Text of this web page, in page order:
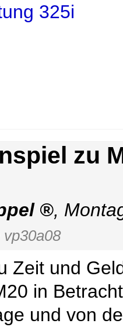
325i
zu
,
vp30a08
Zeit und
in
und von